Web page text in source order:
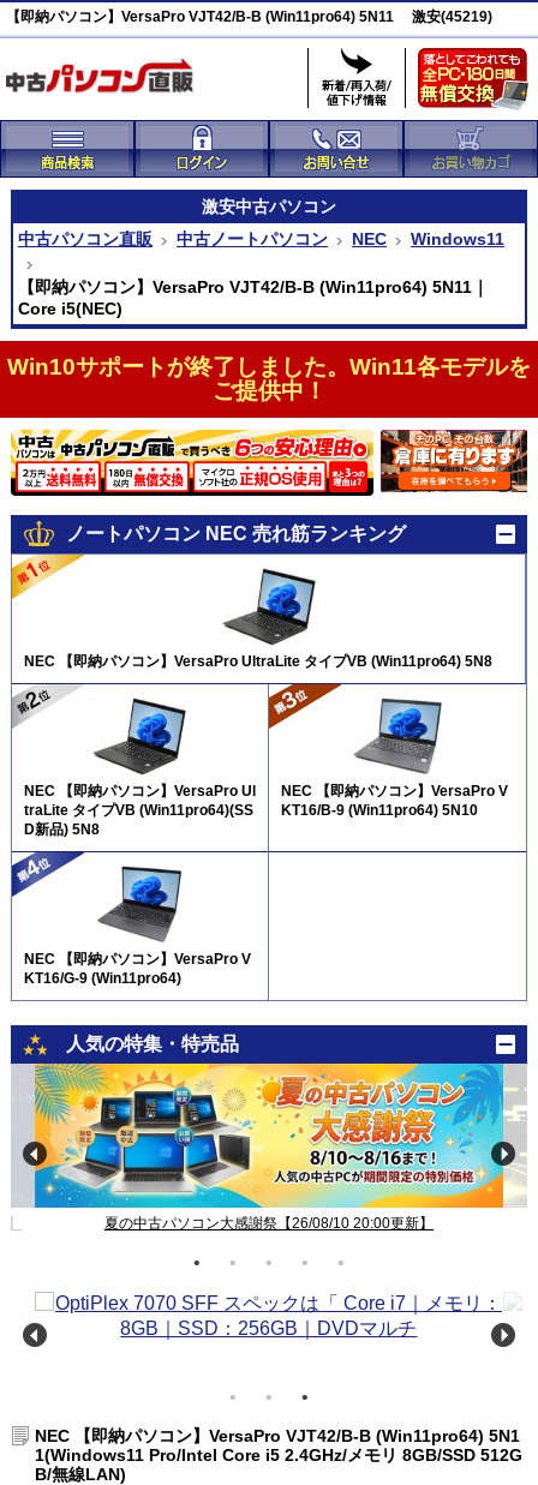
【即納パソコン】VersaPro VJT42/B-B (Win11pro64) 5N11 激安(45219)
激安中古パソコン
中古パソコン直販
中古ノートパソコン NEC Windows11
【即納パソコン】VersaPro VJT42/B-B (Win11pro64) 5N11｜
Core i5(NEC)
Win10サポートが終了しました。Win11各モデルを
ご提供中！
ノートパソコン NEC 売れ筋ランキング
NEC 【即納パソコン】VersaPro UltraLite タイプVB (Win11pro64) 5N8
NEC 【即納パソコン】VersaPro Ul
traLite タイプVB (Win11pro64)(SS
D新品) 5N8
NEC 【即納パソコン】VersaPro V
KT16/B-9 (Win11pro64) 5N10
NEC 【即納パソコン】VersaPro V
KT16/G-9 (Win11pro64)
人気の特集・特売品
夏の中古パソコン大感謝祭【26/08/10 20:00更新】
NEC 【即納パソコン】VersaPro VJT42/B-B (Win11pro64) 5N1
1(Windows11 Pro/Intel Core i5 2.4GHz/メモリ 8GB/SSD 512G
B/無線LAN)